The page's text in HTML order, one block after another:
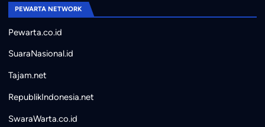
PEWARTA NETWORK
Pewarta.co.id
SuaraNasional.id
Tajam.net
RepublikIndonesia.net
SwaraWarta.co.id